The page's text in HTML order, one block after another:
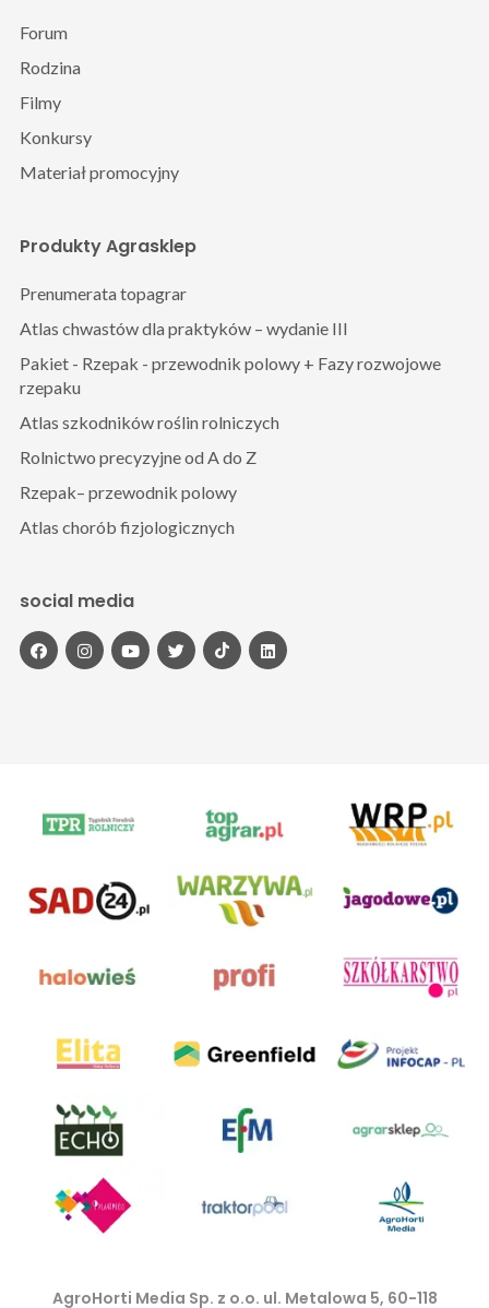
Produkty Agrasklep
Prenumerata topagrar
Atlas chwastów dla praktyków – wydanie III
Pakiet - Rzepak - przewodnik polowy + Fazy rozwojowe
rzepaku
Atlas szkodników roślin rolniczych
Rolnictwo precyzyjne od A do Z
Rzepak– przewodnik polowy
Atlas chorób fizjologicznych
Forum
Rodzina
Filmy
Konkursy
Materiał promocyjny
social media
AgroHorti Media Sp. z o.o. ul. Metalowa 5, 60-118